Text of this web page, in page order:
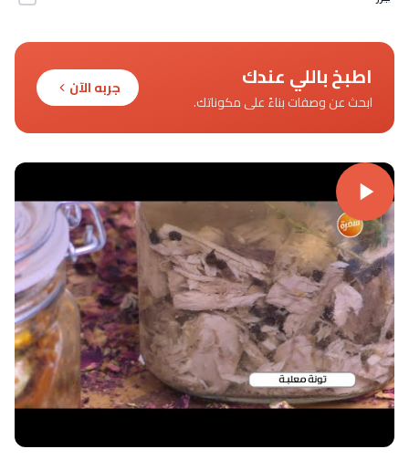
اطبخ باللي عندك
ابحث عن وصفات بناءً على مكوناتك.
جربه الآن